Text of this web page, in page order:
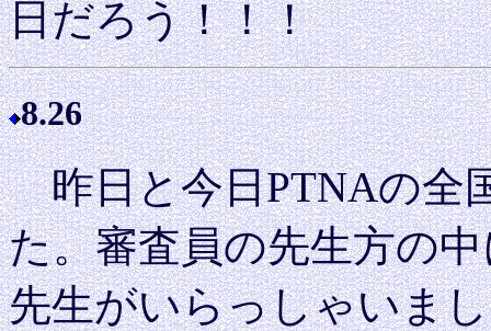
日だろう！！！
8.26
昨日と今日PTNAの全
た。審査員の先生方の
先生がいらっしゃいま